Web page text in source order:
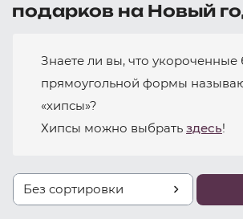
подарков на Новый
Знаете ли вы, что укороченные
прямоугольной формы
«хипсы»?
Хипсы можно выбрать здесь!
Без сортировки